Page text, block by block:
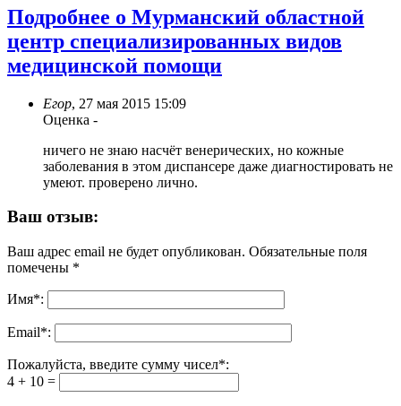
Подробнее о Мурманский областной
центр специализированных видов
медицинской помощи
Егор, 27 мая 2015 15:09
Оценка -
ничего не знаю насчёт венерических, но кожные
заболевания в этом диспансере даже диагностировать не
умеют. проверено лично.
Ваш отзыв:
Ваш адрес email не будет опубликован. Обязательные поля
помечены *
Имя*:
Email*:
Пожалуйста, введите сумму чисел*:
4 + 10 =